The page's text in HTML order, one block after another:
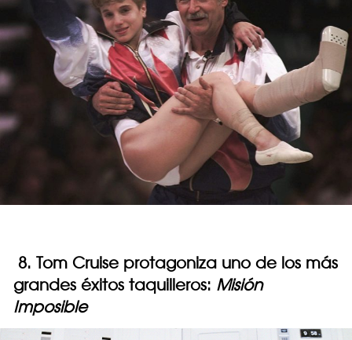
8. Tom Cruise protagoniza uno de los más
grandes éxitos taquilleros: Misión
Imposible